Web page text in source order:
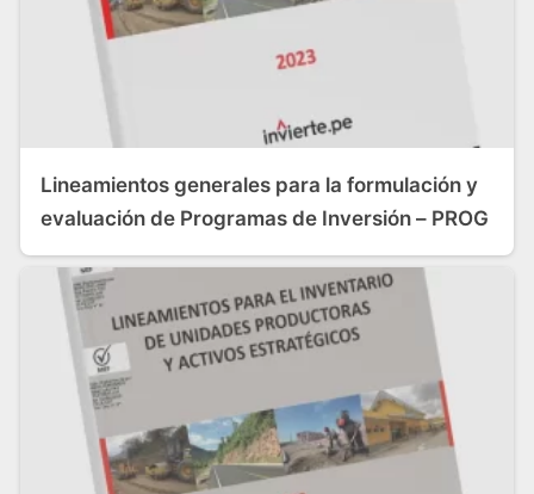
Lineamientos generales para la formulación y
evaluación de Programas de Inversión – PROG